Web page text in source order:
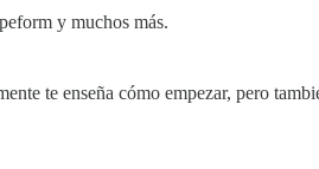
y muchos más.
te enseña cómo empezar, pero